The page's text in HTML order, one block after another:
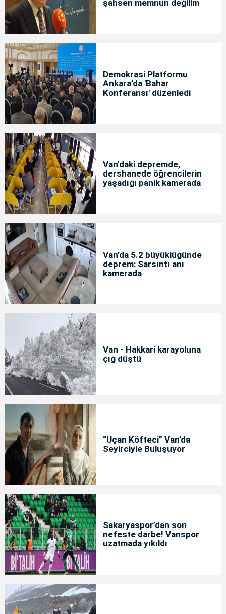
şahsen memnun değilim
Demokrasi Platformu
Ankara’da 'Bahar
Konferansı' düzenledi
Van'daki depremde,
dershanede öğrencilerin
yaşadığı panik kamerada
Van’da 5.2 büyüklüğünde
deprem: Sarsıntı anı
kamerada
Van - Hakkari karayoluna
çığ düştü
“Uçan Köfteci” Van’da
Seyirciyle Buluşuyor
Sakaryaspor’dan son
nefeste darbe! Vanspor
uzatmada yıkıldı